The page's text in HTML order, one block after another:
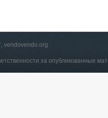
vendovendo.org
за опубликованные